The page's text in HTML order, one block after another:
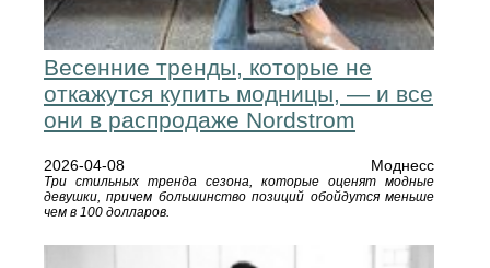
Весенние тренды, которые не
откажутся купить модницы, — и все
они в распродаже Nordstrom
2026-04-08 Моднесс
Три стильных тренда сезона, которые оценят модные
девушки, причем большинство позиций обойдутся меньше
чем в 100 долларов.